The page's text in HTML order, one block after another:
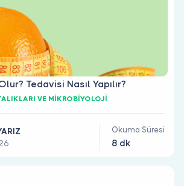
Tedavisi Nasıl Yapılır?
VE MİKROBİYOLOJİ
Okuma Süresi
8 dk